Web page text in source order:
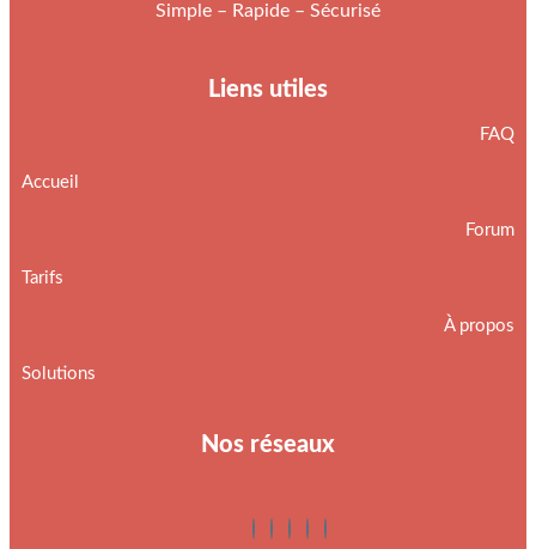
Simple – Rapide – Sécurisé
Liens utiles
Accueil
Tarifs
Solutions
FAQ
Forum
À propos
Nos réseaux